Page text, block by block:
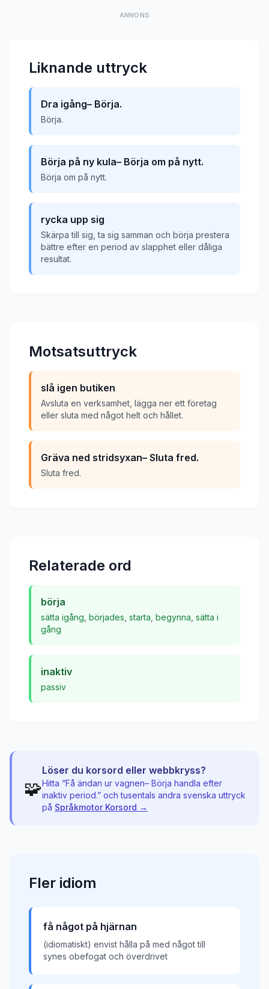
ANNONS
Liknande uttryck
Dra igång– Börja.
Börja.
Börja på ny kula– Börja om på nytt.
Börja om på nytt.
rycka upp sig
Skärpa till sig, ta sig samman och börja prestera
bättre efter en period av slapphet eller dåliga
resultat.
Motsatsuttryck
slå igen butiken
Avsluta en verksamhet, lägga ner ett företag
eller sluta med något helt och hållet.
Gräva ned stridsyxan– Sluta fred.
Sluta fred.
Relaterade ord
börja
sätta igång börjades starta begynna sätta i
gång
inaktiv
passiv
🧩
Löser du korsord eller webbkryss?
Hitta “Få ändan ur vagnen– Börja handla efter
inaktiv period.” och tusentals andra svenska uttryck
på Språkmotor Korsord →
Fler idiom
få något på hjärnan
(idiomatiskt) envist hålla på med något till
synes obefogat och överdrivet